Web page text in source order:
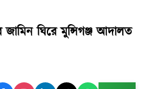
জামিন ঘিরে মুন্সিগঞ্জ আদালত